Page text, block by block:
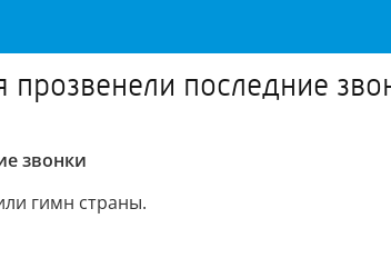
последние
звонки
гимн страны.